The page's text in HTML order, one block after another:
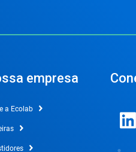
empresa
a Ecolab